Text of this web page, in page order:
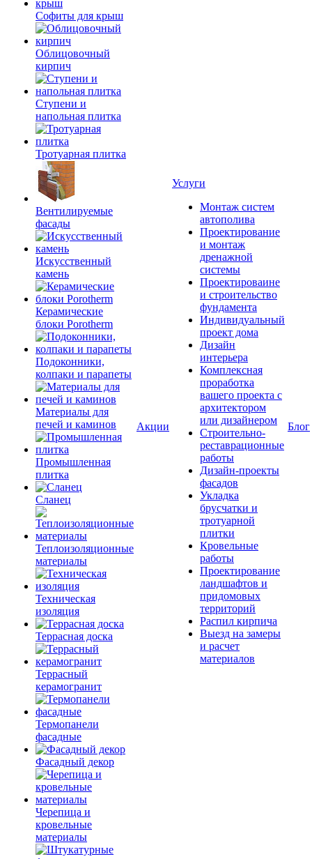
Софиты для крыш
Облицовочный
кирпич
Ступени и
напольная плитка
Тротуарная плитка
Вентилируемые
фасады
Искусственный
камень
Керамические
блоки Porotherm
Подоконники,
колпаки и парапеты
Материалы для
печей и каминов
Промышленная
плитка
Сланец
Теплоизоляционные
материалы
Техническая
изоляция
Террасная доска
Террасный
керамогранит
Термопанели
фасадные
Фасадный декор
Черепица и
кровельные
материалы
Акции
Услуги
Монтаж систем
автополива
Проектирование
и монтаж
дренажной
системы
Проектироваине
и строительство
фундамента
Индивидуальный
проект дома
Дизайн
интерьера
Комплексная
проработка
вашего проекта с
архитектором
или дизайнером
Строительно-
реставрационные
работы
Дизайн-проекты
фасадов
Укладка
брусчатки и
тротуарной
плитки
Кровельные
работы
Проектирование
ландшафтов и
придомовых
территорий
Распил кирпича
Выезд на замеры
и расчет
материалов
Блог